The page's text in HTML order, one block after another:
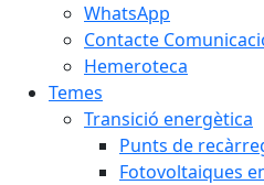
WhatsApp
Contacte
Hemeroteca
Temes
Transició energètica
Punts de
Fotovoltaiques